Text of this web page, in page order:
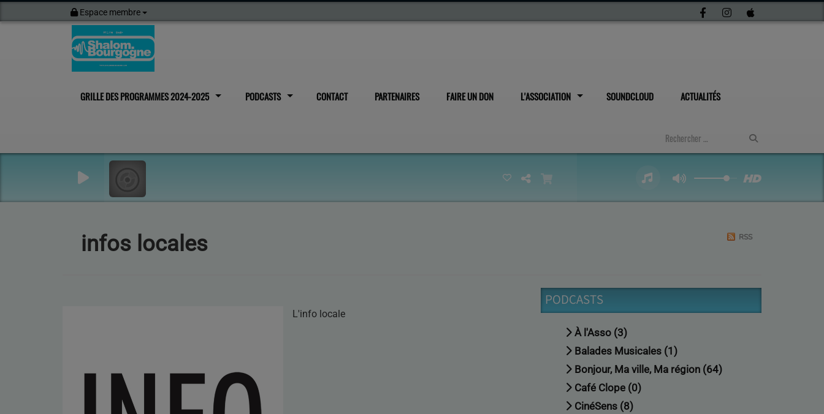
Espace membre
GRILLE DES PROGRAMMES 2024-2025 PODCASTS CONTACT PARTENAIRES FAIRE UN DON L'ASSOCIATION SOUNDCLOUD ACTUALITÉS
infos locales RSS
L'info locale
PODCASTS
À l'Asso (3)
Balades Musicales (1)
Bonjour, Ma ville, Ma région (64)
Café Clope (0)
CinéSens (8)